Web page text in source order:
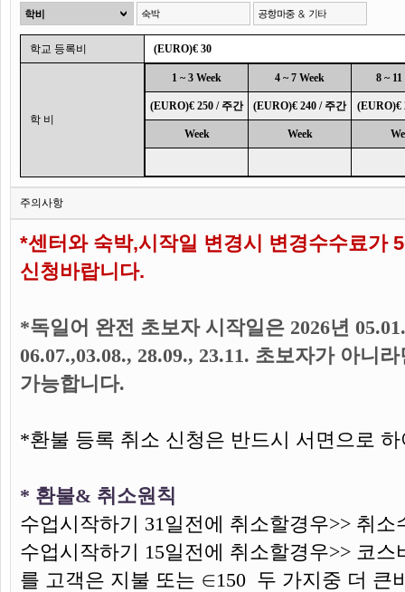
학교 등록비 (EURO)€ 30
학 비
1 ~ 3 Week 4 ~ 7 Week 8 ~
(EURO)€ 250 / 주간 (EURO)€ 240 / 주간 (EURO)€
Week Week
주의사항
*센터와 숙박,시작일 변경시 변경수수료가
신청바랍니다.
*독일어 완전 초보자 시작일은 2026년
06.07.,03.08., 28.09., 23.11. 초보자가 아니
가능합니다.
*환불 등록 취소 신청은 반드시 서면으로
* 환불& 취소원칙
수업시작하기 31일전에 취소할경우>> 취
수업시작하기 15일전에 취소할경우>> 코스
를 고객은 지불 또는 ∈150 두 가지중 더 큰